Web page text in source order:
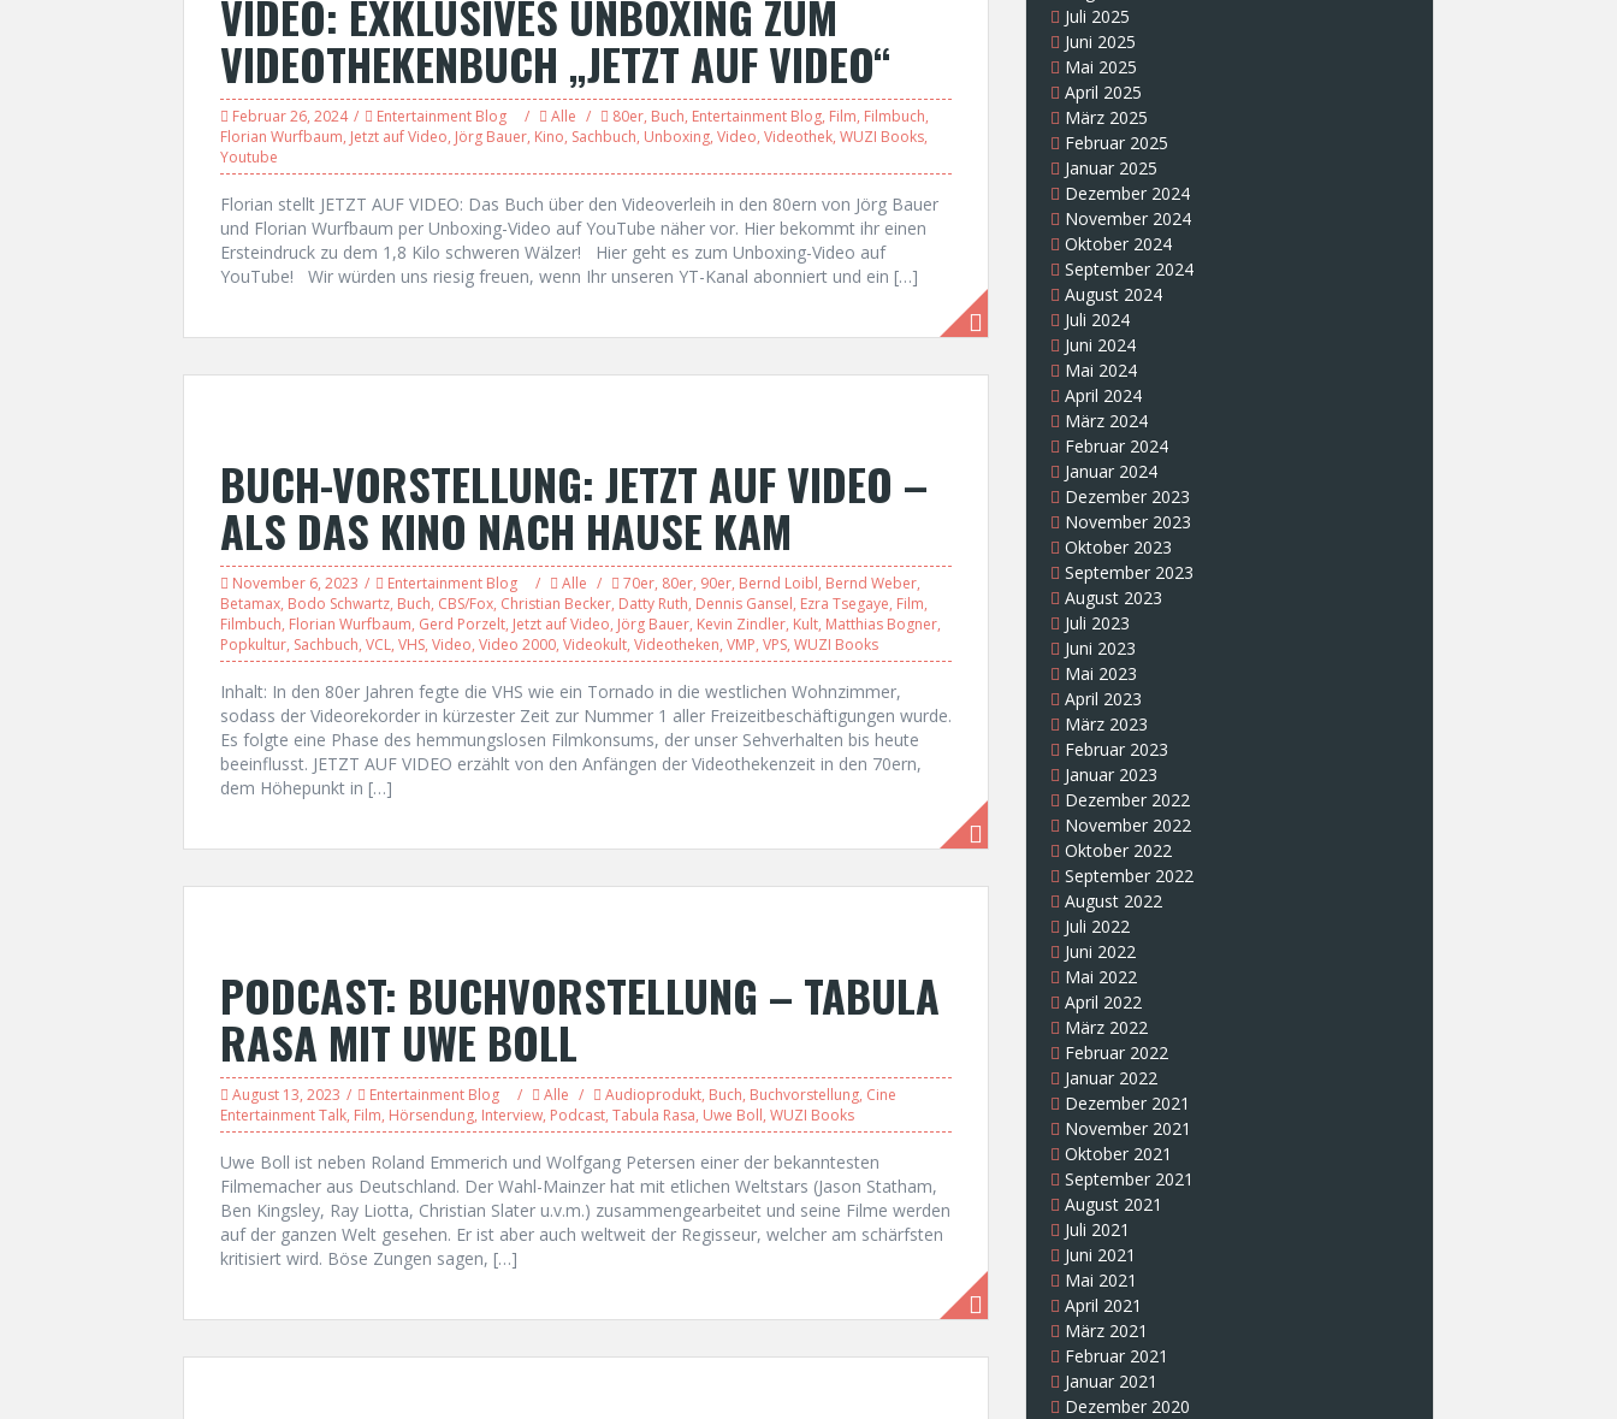
VIDEO: EXKLUSIVES UNBOXING ZUM
VIDEOTHEKENBUCH „JETZT AUF VIDEO“
Februar 26, 2024 Entertainment Blog Alle 80er, Buch, Entertainment Blog, Film, Filmbuch,
Florian Wurfbaum, Jetzt auf Video, Jörg Bauer, Kino, Sachbuch, Unboxing, Video, Videothek, WUZI Books,
Youtube
Florian stellt JETZT AUF VIDEO: Das Buch über den Videoverleih in den 80ern von Jörg Bauer
und Florian Wurfbaum per Unboxing-Video auf YouTube näher vor. Hier bekommt ihr einen
Ersteindruck zu dem 1,8 Kilo schweren Wälzer! Hier geht es zum Unboxing-Video auf
YouTube! Wir würden uns riesig freuen, wenn Ihr unseren YT-Kanal abonniert und ein […]
BUCH-VORSTELLUNG: JETZT AUF VIDEO –
ALS DAS KINO NACH HAUSE KAM
November 6, 2023 Entertainment Blog Alle 70er, 80er, 90er, Bernd Loibl, Bernd Weber,
Betamax, Bodo Schwartz, Buch, CBS/Fox, Christian Becker, Datty Ruth, Dennis Gansel, Ezra Tsegaye, Film,
Filmbuch, Florian Wurfbaum, Gerd Porzelt, Jetzt auf Video, Jörg Bauer, Kevin Zindler, Kult, Matthias Bogner,
Popkultur, Sachbuch, VCL, VHS, Video, Video 2000, Videokult, Videotheken, VMP, VPS, WUZI Books
Inhalt: In den 80er Jahren fegte die VHS wie ein Tornado in die westlichen Wohnzimmer,
sodass der Videorekorder in kürzester Zeit zur Nummer 1 aller Freizeitbeschäftigungen wurde.
Es folgte eine Phase des hemmungslosen Filmkonsums, der unser Sehverhalten bis heute
beeinflusst. JETZT AUF VIDEO erzählt von den Anfängen der Videothekenzeit in den 70ern,
dem Höhepunkt in […]
PODCAST: BUCHVORSTELLUNG – TABULA
RASA MIT UWE BOLL
August 13, 2023 Entertainment Blog Alle Audioprodukt, Buch, Buchvorstellung, Cine
Entertainment Talk, Film, Hörsendung, Interview, Podcast, Tabula Rasa, Uwe Boll, WUZI Books
Uwe Boll ist neben Roland Emmerich und Wolfgang Petersen einer der bekanntesten
Filmemacher aus Deutschland. Der Wahl-Mainzer hat mit etlichen Weltstars (Jason Statham,
Ben Kingsley, Ray Liotta, Christian Slater u.v.m.) zusammengearbeitet und seine Filme werden
auf der ganzen Welt gesehen. Er ist aber auch weltweit der Regisseur, welcher am schärfsten
kritisiert wird. Böse Zungen sagen, […]
Juli 2025
Juni 2025
Mai 2025
April 2025
März 2025
Februar 2025
Januar 2025
Dezember 2024
November 2024
Oktober 2024
September 2024
August 2024
Juli 2024
Juni 2024
Mai 2024
April 2024
März 2024
Februar 2024
Januar 2024
Dezember 2023
November 2023
Oktober 2023
September 2023
August 2023
Juli 2023
Juni 2023
Mai 2023
April 2023
März 2023
Februar 2023
Januar 2023
Dezember 2022
November 2022
Oktober 2022
September 2022
August 2022
Juli 2022
Juni 2022
Mai 2022
April 2022
März 2022
Februar 2022
Januar 2022
Dezember 2021
November 2021
Oktober 2021
September 2021
August 2021
Juli 2021
Juni 2021
Mai 2021
April 2021
März 2021
Februar 2021
Januar 2021
Dezember 2020